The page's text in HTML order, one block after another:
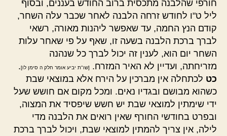
חורפי שהלבנה מתכסית ברוב החודש בעננים, ובסוף
ליל ט"ו לחודש זרחה הלבנה לאחר שכבר עלה השחר,
קודם הנץ החמה, עד שאפשר ליהנות מאורה, רשאי
לברך ברכת הלבנה בשעה זו, שאף על פי שאחר עלות
השחר יום הוא, לענין זה יכול לברך כל שנהנה
מזריחתה, ועדיין לא האיר המזרח.
[שו"ת יביע אומר חלק ה סימן לו].
כט לכתחלה אין מברכין על הירח אלא במוצאי שבת
כשהוא מבושם ובגדיו נאים. ומכל מקום אם חושש שעל
ידי שימתין למוצאי שבת יש חשש שיפסיד את המצוה,
ובפרט בחודשי החורף שאין רואים את הלבנה מדי
לילה, אין צריך להמתין למוצאי שבת, ויכול לברך ברכת